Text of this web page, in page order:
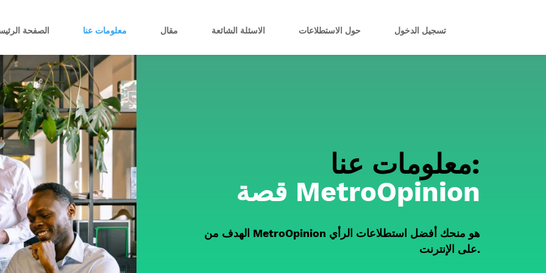
الصفحة معلومات عنا مقال الاسئلة الشائعة حول الاستطلاعات تسجيل الدخول
معلومات عنا:
قصة MetroOpinion
الهدف من MetroOpinion هو منحك أفضل استطلاعات الرأي
على الإنترنت.